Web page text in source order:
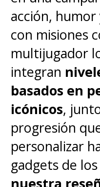
I can’t tell
honored I
art
tribute.
voice will
hearts.
Forever.
https://t.co/
— Jordan Gibson
acción,
con misiones
multijugador
integran
basados en
icónicos,
progresión
personalizar
gadgets de